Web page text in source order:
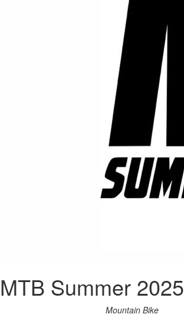
MTB Summer 2025
Mountain Bike